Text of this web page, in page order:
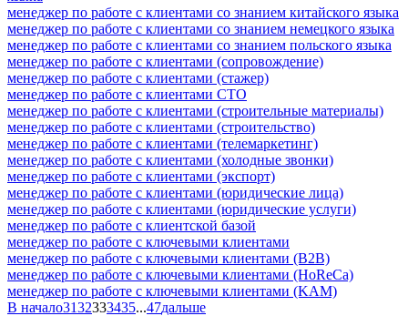
менеджер по работе с клиентами со знанием китайского языка
менеджер по работе с клиентами со знанием немецкого языка
менеджер по работе с клиентами со знанием польского языка
менеджер по работе с клиентами (сопровождение)
менеджер по работе с клиентами (стажер)
менеджер по работе с клиентами СТО
менеджер по работе с клиентами (строительные материалы)
менеджер по работе с клиентами (строительство)
менеджер по работе с клиентами (телемаркетинг)
менеджер по работе с клиентами (холодные звонки)
менеджер по работе с клиентами (экспорт)
менеджер по работе с клиентами (юридические лица)
менеджер по работе с клиентами (юридические услуги)
менеджер по работе с клиентской базой
менеджер по работе с ключевыми клиентами
менеджер по работе с ключевыми клиентами (B2B)
менеджер по работе с ключевыми клиентами (HoReCa)
менеджер по работе с ключевыми клиентами (KAM)
В начало3132333435...47дальше